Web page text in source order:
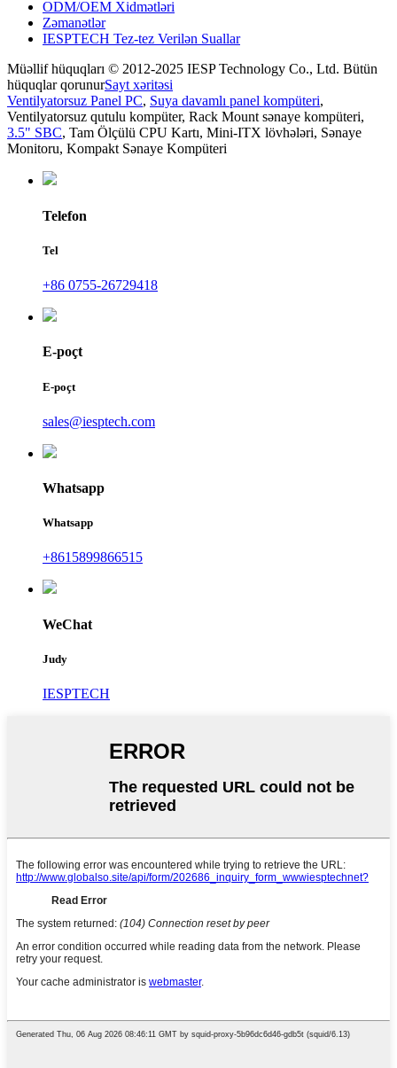
ODM/OEM Xidmətləri
Zəmanətlər
IESPTECH Tez-tez Verilən Suallar
Müəllif hüquqları © 2012-2025 IESP Technology Co., Ltd. Bütün
hüquqlar qorunurSayt xəritəsi
Ventilyatorsuz Panel PC, Suya davamlı panel kompüteri,
Ventilyatorsuz qutulu kompüter, Rack Mount sənaye kompüteri,
3.5" SBC, Tam Ölçülü CPU Kartı, Mini-ITX lövhələri, Sənaye
Monitoru, Kompakt Sənaye Kompüteri
Telefon
Tel
+86 0755-26729418
E-poçt
E-poçt
sales@iesptech.com
Whatsapp
Whatsapp
+8615899866515
WeChat
Judy
IESPTECH